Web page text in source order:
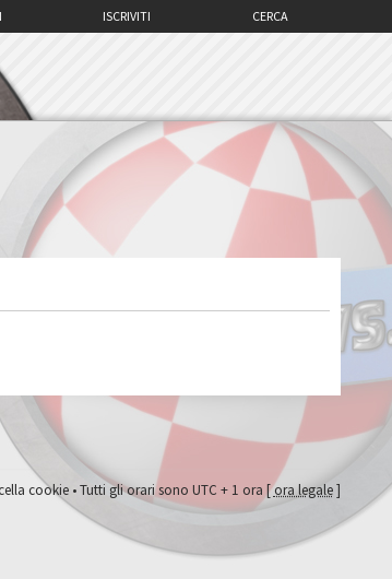
CERCA
ISCRIVITI
cookie• Tutti gli orari sono UTC + 1 ora [ora legale]